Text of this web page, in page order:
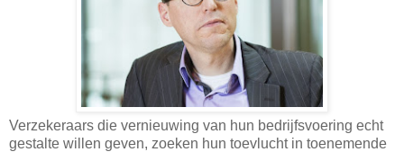
Verzekeraars die vernieuwing van hun bedrijfsvoering echt
gestalte willen geven, zoeken hun toevlucht in toenemende